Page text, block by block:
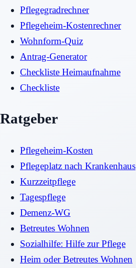
Pflegegradrechner
Pflegeheim-Kostenrechner
Wohnform-Quiz
Antrag-Generator
Checkliste Heimaufnahme
Checkliste
Ratgeber
Pflegeheim-Kosten
Pflegeplatz nach Krankenhaus
Kurzzeitpflege
Tagespflege
Demenz-WG
Betreutes Wohnen
Sozialhilfe: Hilfe zur Pflege
Heim oder Betreutes Wohnen